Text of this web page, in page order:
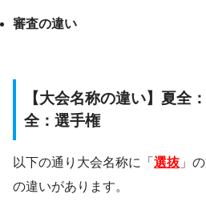
審査の違い
【大会名称の違い】夏全
全：選手権
以下の通り大会名称に「 選抜 」
の違いがあります。